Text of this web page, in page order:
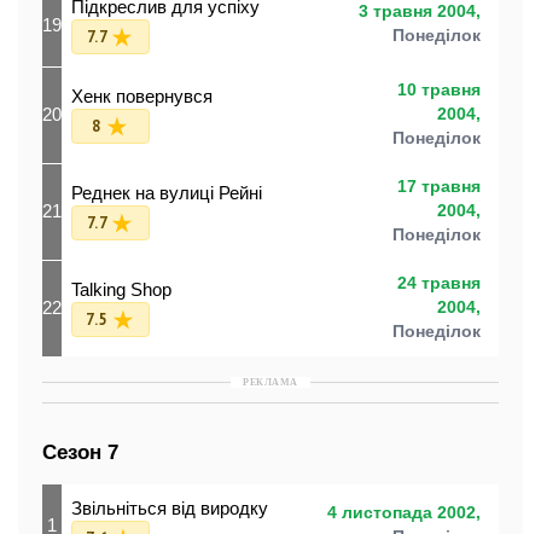
19
Підкреслив для успіху
7.7
3 травня 2004,
Понеділок
20
Хенк повернувся
8
10 травня
2004,
Понеділок
21
Реднек на вулиці Рейні
7.7
17 травня
2004,
Понеділок
22
Talking Shop
7.5
24 травня
2004,
Понеділок
РЕКЛАМА
Сезон 7
1
Звільніться від виродку
4 листопада 2002,